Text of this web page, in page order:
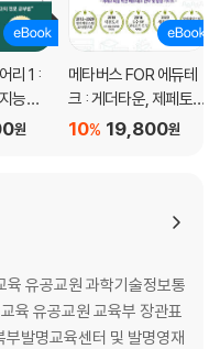
육
리 1 :
능의
원
메타버스 FOR 에듀테
크 : 게더타운, 제페토,
이프랜드, 가상현실 코
19,800원
10%
유공교원 과학기술정보통
육 유공교원 교육부 장관표
발명교육센터 및 발명영재